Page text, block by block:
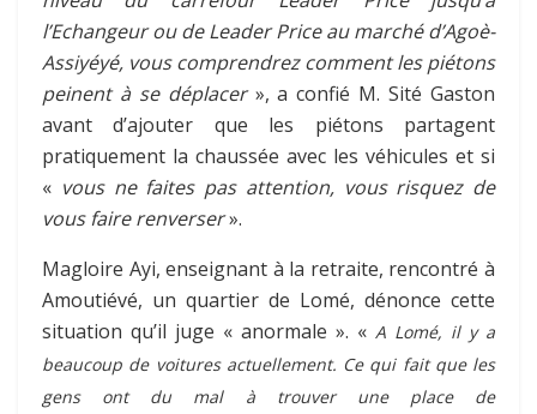
l’Echangeur ou de Leader Price au marché d’Agoè-
Assiyéyé, vous comprendrez comment les piétons
peinent à se déplacer », a confié M. Sité Gaston
avant d’ajouter que les piétons partagent
pratiquement la chaussée avec les véhicules et si
« vous ne faites pas attention, vous risquez de
vous faire renverser».
Magloire Ayi, enseignant à la retraite, rencontré à
Amoutiévé, un quartier de Lomé, dénonce cette
situation qu’il juge « anormale ». « A Lomé, il y a
beaucoup de voitures actuellement. Ce qui fait que les
gens ont du mal à trouver une place de